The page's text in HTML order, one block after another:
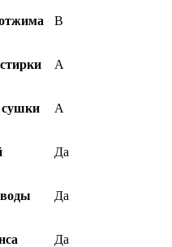
B
A
сушки A
Да
Да
Да